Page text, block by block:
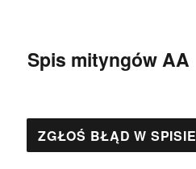
Spis mityngów AA
ZGŁOŚ BŁĄD W SPISIE